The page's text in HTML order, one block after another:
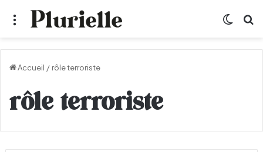
Menu
Accueil / rôle terroriste
rôle terroriste